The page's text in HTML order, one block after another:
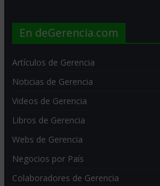
En deGerencia.com
Artículos de Gerencia
Noticias de Gerencia
Videos de Gerencia
Libros de Gerencia
Webs de Gerencia
Negocios por País
Colaboradores de Gerencia